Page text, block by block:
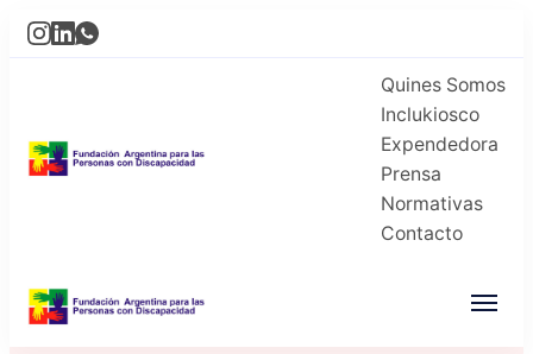
Quines Somos
Inclukiosco
Expendedora
Prensa
Normativas
Contacto